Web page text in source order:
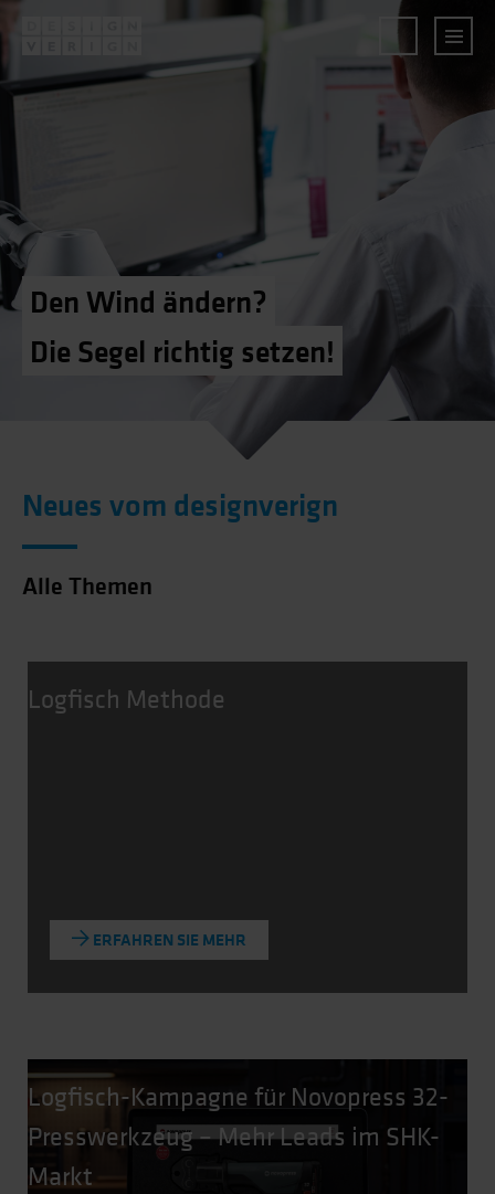
Den Wind ändern?
Die Segel richtig setzen!
Neues vom designverign
Alle Themen
Logfisch Methode
ERFAHREN SIE MEHR
Logfisch-Kampagne für Novopress 32-
Presswerkzeug – Mehr Leads im SHK-
Markt